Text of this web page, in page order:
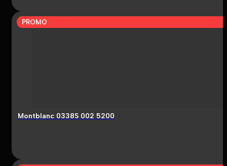
PROMO
Montblanc 0338S 002 5200